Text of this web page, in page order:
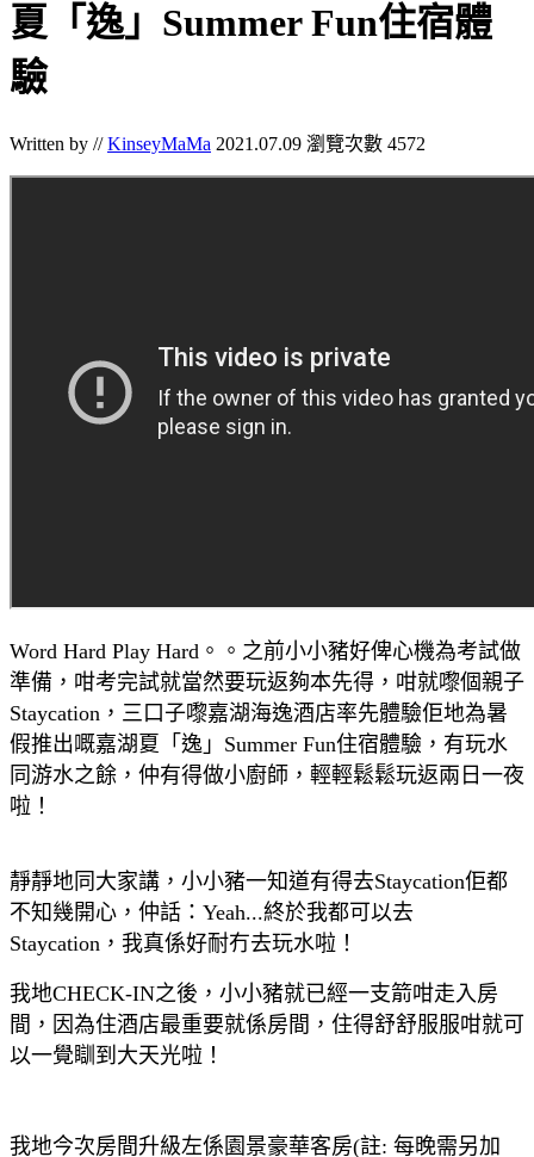
夏「逸」Summer Fun住宿體
驗
Written by //KinseyMaMa 2021.07.09 瀏覽次數 4572
Word Hard Play Hard。。之前小小豬好俾心機為考試做
準備，咁考完試就當然要玩返夠本先得，咁就嚟個親子
Staycation，三口子嚟嘉湖海逸酒店率先體驗佢地為暑
假推出嘅嘉湖夏「逸」Summer Fun住宿體驗，有玩水
同游水之餘，仲有得做小廚師，輕輕鬆鬆玩返兩日一夜
啦！
靜靜地同大家講，小小豬一知道有得去Staycation佢都
不知幾開心，仲話：Yeah...終於我都可以去
Staycation，我真係好耐冇去玩水啦！
我地CHECK-IN之後，小小豬就已經一支箭咁走入房
間，因為住酒店最重要就係房間， 住得舒舒服服咁就可
以一覺瞓到大天光啦！
我地今次房間升級左係園景豪華客房(註: 每晚需另加